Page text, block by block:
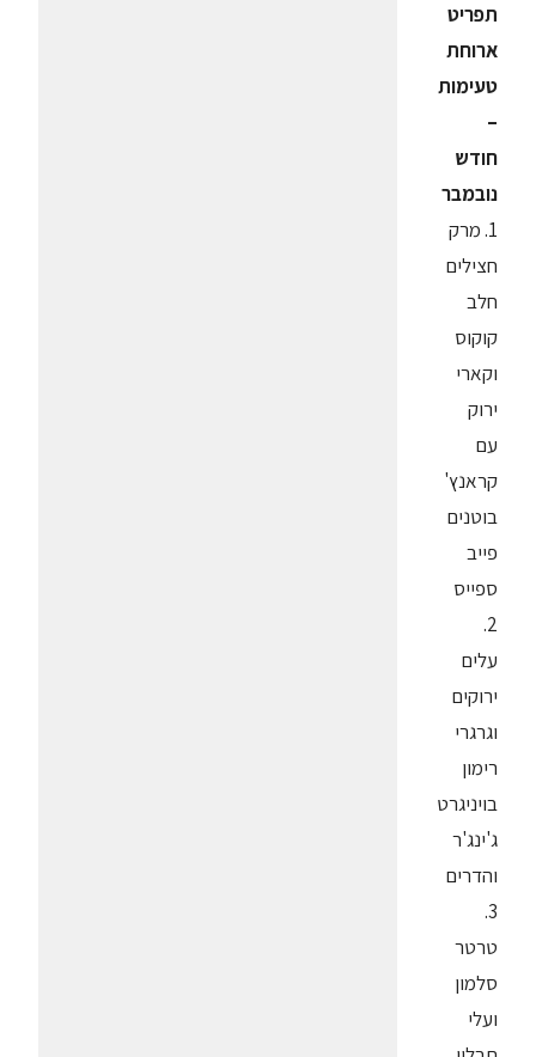
תפריט
ארוחת
טעימות
–
חודש
נובמבר
1. מרק
חצילים
חלב
קוקוס
וקארי
ירוק
עם
קראנץ'
בוטנים
פייב
ספייס
2.
עלים
ירוקים
וגרגרי
רימון
בויניגרט
ג'ינג'ר
והדרים
3.
טרטר
סלמון
ועלי